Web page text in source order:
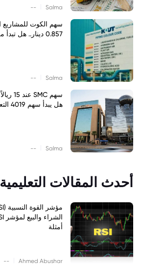
Salma
--
0.857 دينار.. هل تبدأ مرحلة تعافٍ جديدة؟
Salma
--
هل يبدأ سهم 4019 التعافي؟
Salma
--
أحدث المقالات التعليمية
أمثلة
Ahmed Abushar
--